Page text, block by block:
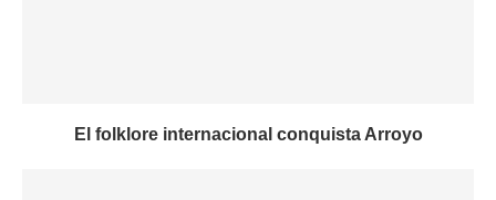
El folklore internacional conquista Arroyo